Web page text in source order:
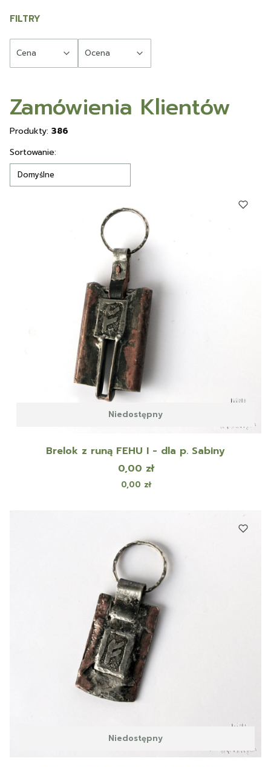
FILTRY
Cena Ocena
Zamówienia Klientów
Produkty: 386
Lista produktów
Sortowanie:
Domyślne
Niedostępny
Brelok z runą FEHU I - dla p. Sabiny
Cena
0,00 zł
Cena
0,00 zł
Niedostępny